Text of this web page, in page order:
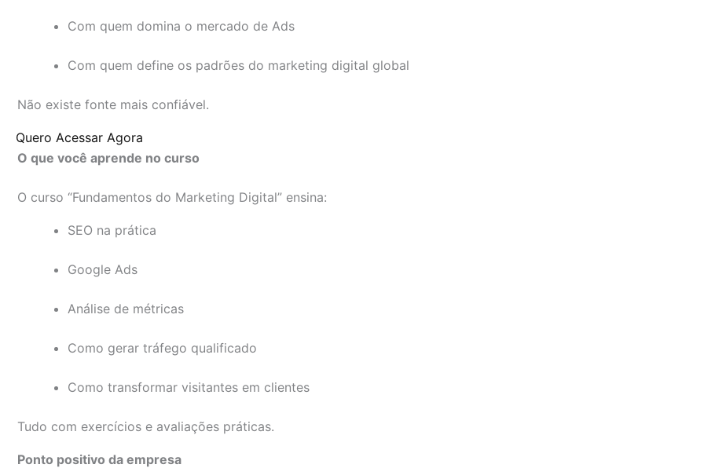
Com quem domina o mercado de Ads
Com quem define os padrões do marketing digital global
Não existe fonte mais confiável.
Quero Acessar Agora
O que você aprende no curso
O curso “Fundamentos do Marketing Digital” ensina:
SEO na prática
Google Ads
Análise de métricas
Como gerar tráfego qualificado
Como transformar visitantes em clientes
Tudo com exercícios e avaliações práticas.
Ponto positivo da empresa